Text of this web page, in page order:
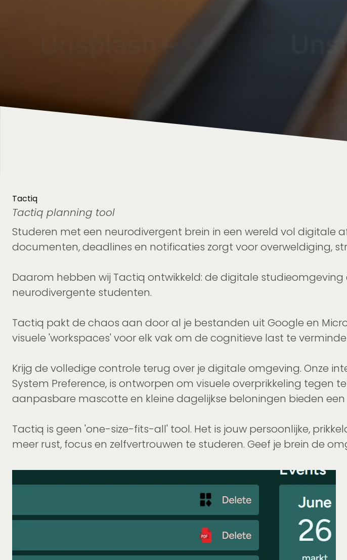
Tactiq
Tactiq planning tool
Studeren met een neurodivergent brein in een wereld vol digitale
documenten, deadlines en notificaties zorgt voor overweldiging,
Daarom hebben wij Tactiq ontwikkeld: de digitale
neurodivergente studenten.
Tactiq pakt de chaos aan door al je bestanden uit Google en
visuele 'workspaces' voor elk vak om de cognitieve last te
Krijg de volledige controle terug over je digitale omgeving. Onze
System Preference, is ontworpen om visuele overprikkeling tegen
aanpasbare mascotte en kleine dagelijkse beloningen bieden
Tactiq is geen 'one-size-fits-all' tool. Het is jouw persoonlijke,
meer rust, focus en zelfvertrouwen te studeren. Geef je brein de